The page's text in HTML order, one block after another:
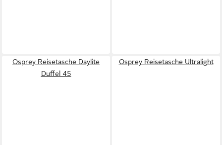
Osprey Reisetasche Daylite
Duffel 45
Osprey Reisetasche Ultralight